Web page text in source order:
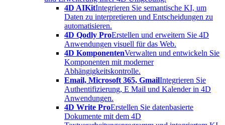
4D AIKitIntegrieren Sie semantische KI, um
Daten zu interpretieren und Entscheidungen zu
automatisieren.
4D Qodly ProErstellen und erweitern Sie 4D
Anwendungen visuell für das Web.
4D KomponentenVerwalten und entwickeln Sie
Komponenten mit moderner
Abhängigkeitskontrolle.
Email, Microsoft 365, GmailIntegrieren Sie
Authentifizierung, E Mail und Kalender in 4D
Anwendungen.
4D Write ProErstellen Sie datenbasierte
Dokumente mit dem 4D